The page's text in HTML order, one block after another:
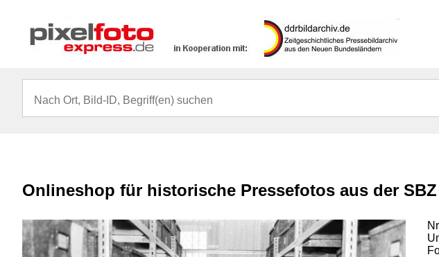
Onlineshop für historische Pressefotos aus der